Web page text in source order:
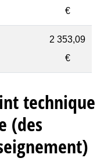
€
2 353,09
€
technique
(des